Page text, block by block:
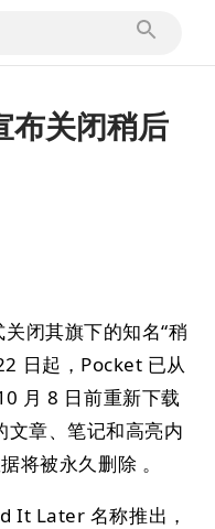
布关闭稍后
闭其旗下的知名“稍
日起，Pocket 已从
月 8 日前重新下载
文章、笔记和高亮内
将被永久删除 。
It Later 名称推出，